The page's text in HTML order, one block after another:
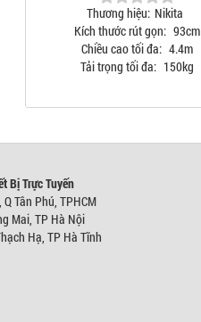
Thương hiệu: Nikita
Kích thước rút gọn: 93cm
Chiều cao tối đa: 4.4m
Tải trọng tối đa: 150kg
Bị Trực Tuyến
Tân Phú, TPHCM
Mai, TP Hà Nội
Hạ, TP Hà Tĩnh